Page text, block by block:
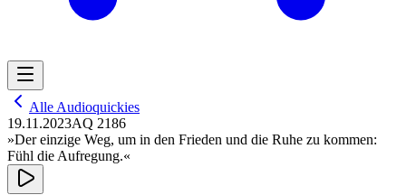
Alle Audioquickies
19.11.2023AQ 2186
»Der einzige Weg, um in den Frieden und die Ruhe zu kommen:
Fühl die Aufregung.«